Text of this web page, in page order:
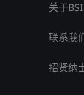
关于BSI
联系我
招贤纳